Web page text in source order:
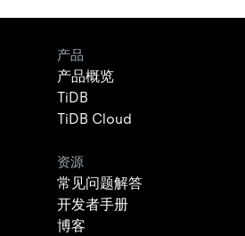
产品
产品概览
TiDB
TiDB Cloud
资源
常见问题解答
开发者手册
博客